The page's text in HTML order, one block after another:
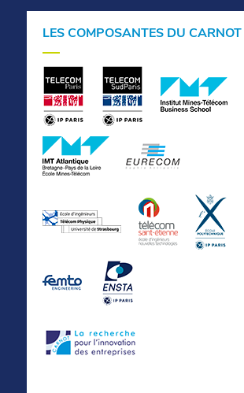
LES COMPOSANTES DU